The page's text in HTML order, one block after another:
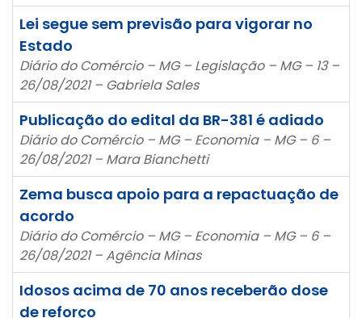
Lei segue sem previsão para vigorar no
Estado
Diário do Comércio – MG – Legislação – MG – 13 –
26/08/2021 – Gabriela Sales
Publicação do edital da BR-381 é adiado
Diário do Comércio – MG – Economia – MG – 6 –
26/08/2021 – Mara Bianchetti
Zema busca apoio para a repactuação de
acordo
Diário do Comércio – MG – Economia – MG – 6 –
26/08/2021 – Agência Minas
Idosos acima de 70 anos receberão dose
de reforço